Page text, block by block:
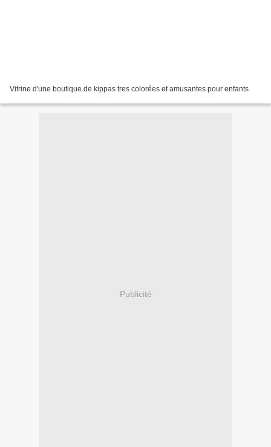
Vitrine d'une boutique de kippas tres colorées et amusantes pour enfants
Publicité